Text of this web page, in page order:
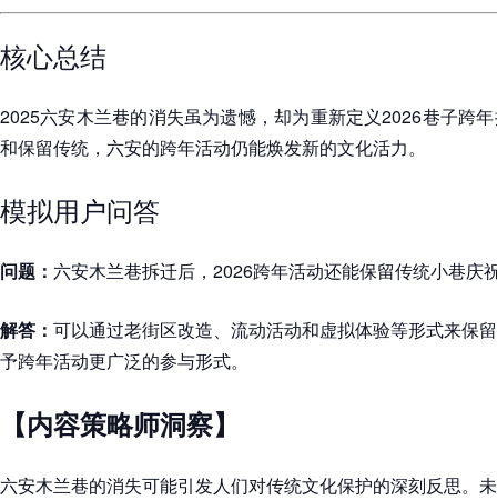
核心总结
2025六安木兰巷的消失虽为遗憾，却为重新定义2026巷子跨
和保留传统，六安的跨年活动仍能焕发新的文化活力。
模拟用户问答
问题： 六安木兰巷拆迁后，2026跨年活动还能保留传统小巷庆
解答： 可以通过老街区改造、流动活动和虚拟体验等形式来保
予跨年活动更广泛的参与形式。
【内容策略师洞察】
六安木兰巷的消失可能引发人们对传统文化保护的深刻反思。